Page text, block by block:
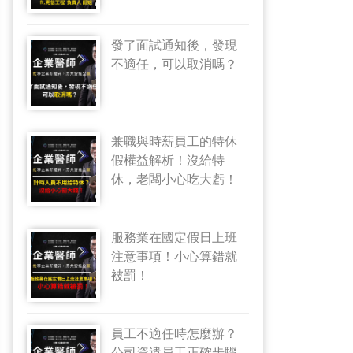
發了面試通知後，發現
不適任，可以取消嗎？
兼職與時薪員工的特休
假權益解析！沒給特
休，老闆小心吃大虧！
服務業在國定假日上班
注意事項！小心算錯就
被罰！
員工不適任時怎麼辦？